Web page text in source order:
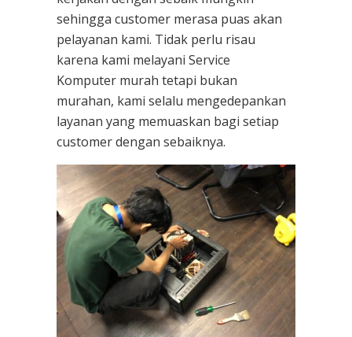
sehingga customer merasa puas akan
pelayanan kami. Tidak perlu risau
karena kami melayani Service
Komputer murah tetapi bukan
murahan, kami selalu mengedepankan
layanan yang memuaskan bagi setiap
customer dengan sebaiknya.